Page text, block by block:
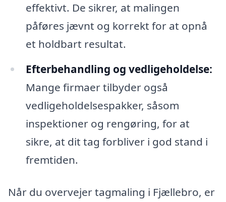
effektivt. De sikrer, at malingen
påføres jævnt og korrekt for at opnå
et holdbart resultat.
Efterbehandling og vedligeholdelse:
Mange firmaer tilbyder også
vedligeholdelsespakker, såsom
inspektioner og rengøring, for at
sikre, at dit tag forbliver i god stand i
fremtiden.
Når du overvejer tagmaling i Fjællebro, er